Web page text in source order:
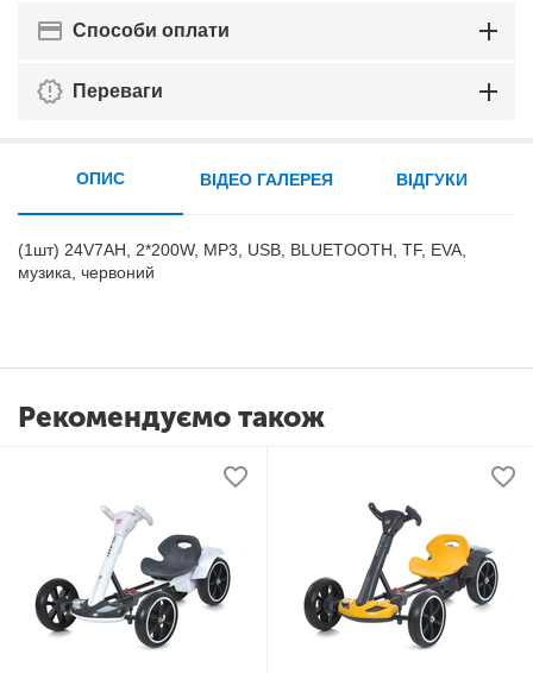
Способи оплати
Переваги
ОПИС
(1шт) 24V7AH, 2*200W, MP3, USB, BLUETOOTH, TF, EVA,
музика, червоний
ВІДГУКИ
ВІДЕО ГАЛЕРЕЯ
Рекомендуємо також